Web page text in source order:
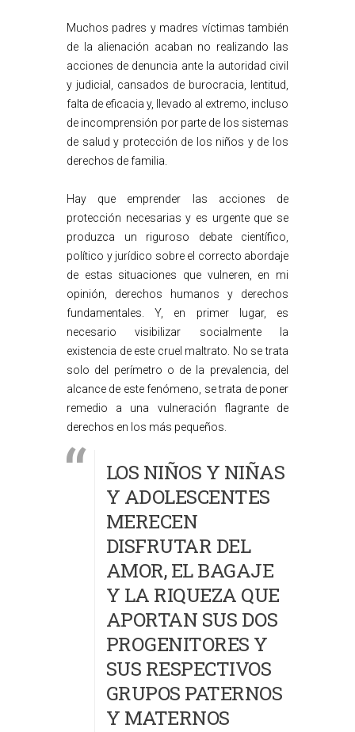
Muchos padres y madres víctimas también
de la alienación acaban no realizando las
acciones de denuncia ante la autoridad civil
y judicial, cansados de burocracia, lentitud,
falta de eficacia y, llevado al extremo, incluso
de incomprensión por parte de los sistemas
de salud y protección de los niños y de los
derechos de familia.
Hay que emprender las acciones de
protección necesarias y es urgente que se
produzca un riguroso debate científico,
político y jurídico sobre el correcto abordaje
de estas situaciones que vulneren, en mi
opinión, derechos humanos y derechos
fundamentales. Y, en primer lugar, es
necesario visibilizar socialmente la
existencia de este cruel maltrato. No se trata
solo del perímetro o de la prevalencia, del
alcance de este fenómeno, se trata de poner
remedio a una vulneración flagrante de
derechos en los más pequeños.
LOS NIÑOS Y NIÑAS
Y ADOLESCENTES
MERECEN
DISFRUTAR DEL
AMOR, EL BAGAJE
Y LA RIQUEZA QUE
APORTAN SUS DOS
PROGENITORES Y
SUS RESPECTIVOS
GRUPOS PATERNOS
Y MATERNOS